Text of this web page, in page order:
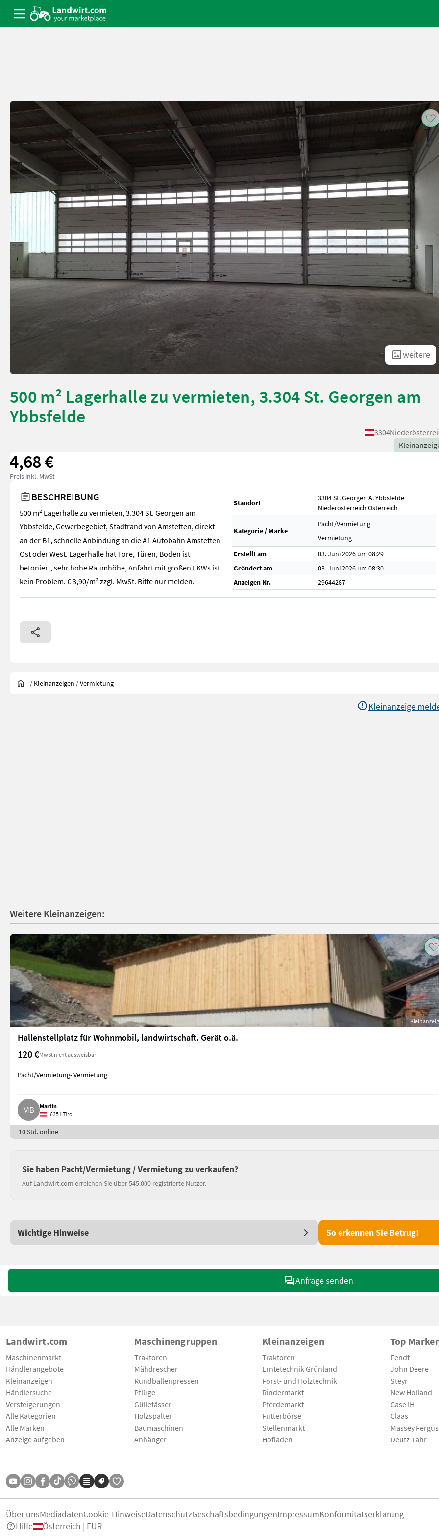
weitere
500 m² Lagerhalle zu vermieten, 3.304 St. Georgen am
Ybbsfelde
3304
4,68 €
Preis inkl. MwSt
BESCHREIBUNG
500 m² Lagerhalle zu vermieten, 3.304 St. Georgen am
Ybbsfelde, Gewerbegebiet, Stadtrand von Amstetten, direkt
an der B1, schnelle Anbindung an die A1 Autobahn Amstetten
Ost oder West. Lagerhalle hat Tore, Türen, Boden ist
betoniert, sehr hohe Raumhöhe, Anfahrt mit großen LKWs ist
kein Problem. € 3,90/m² zzgl. MwSt. Bitte nur melden.
Standort
3304 St. Georgen A. Ybbsfelde
Niederösterreich Österreich
Kategorie / Marke
Pacht/Vermietung
Vermietung
Erstellt am
03. Juni 2026 um 08:29
Geändert am
03. Juni 2026 um 08:30
Anzeigen Nr.
29644287
/ Kleinanzeigen /Vermietung
Kleinanzeige
Weitere Kleinanzeigen:
Hallenstellplatz für Wohnmobil, landwirtschaft. Gerät o.ä.
120 €MwSt nicht ausweisbar
Pacht/Vermietung- Vermietung
Martin
6351 Tirol
10 Std. online
Sie haben Pacht/Vermietung / Vermietung zu verkaufen?
Auf Landwirt.com erreichen Sie über 545.000 registrierte Nutzer.
Wichtige Hinweise So erkennen Sie Betrug!
Anfrage senden
Landwirt.com
Maschinenmarkt
Händlerangebote
Kleinanzeigen
Händlersuche
Versteigerungen
Alle Kategorien
Alle Marken
Anzeige aufgeben
Maschinengruppen
Traktoren
Mähdrescher
Rundballenpressen
Pflüge
Güllefässer
Holzspalter
Baumaschinen
Anhänger
Kleinanzeigen
Traktoren
Erntetechnik Grünland
Forst- und Holztechnik
Rindermarkt
Pferdemarkt
Futterbörse
Stellenmarkt
Hofladen
Top
Fendt
John Deere
Steyr
New Holland
Case IH
Claas
Massey
Deutz-Fahr
Über unsMediadatenCookie-HinweiseDatenschutzGeschäftsbedingungenImpressumKonformitätserklärung
Hilfe
Österreich | EUR